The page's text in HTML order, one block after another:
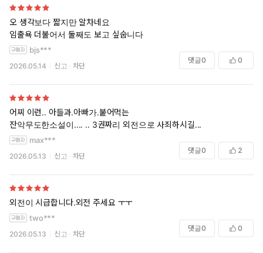
오 생각보다 짧지만 알차네요
임출욕 더불어서 둘째도 보고 싶숩니다
bjs***
2026.05.14 신고 차단
댓글0 0
어찌 이런.. 아들과.아빠가.붙어먹는
잔악무도한소설이.... .. 3권짜리 외전으로 사죄하시길...
max***
2026.05.13 신고 차단
댓글0 2
외전이 시급합니다.외전 주세요 ㅜㅜ
two***
2026.05.13 신고 차단
댓글0 0